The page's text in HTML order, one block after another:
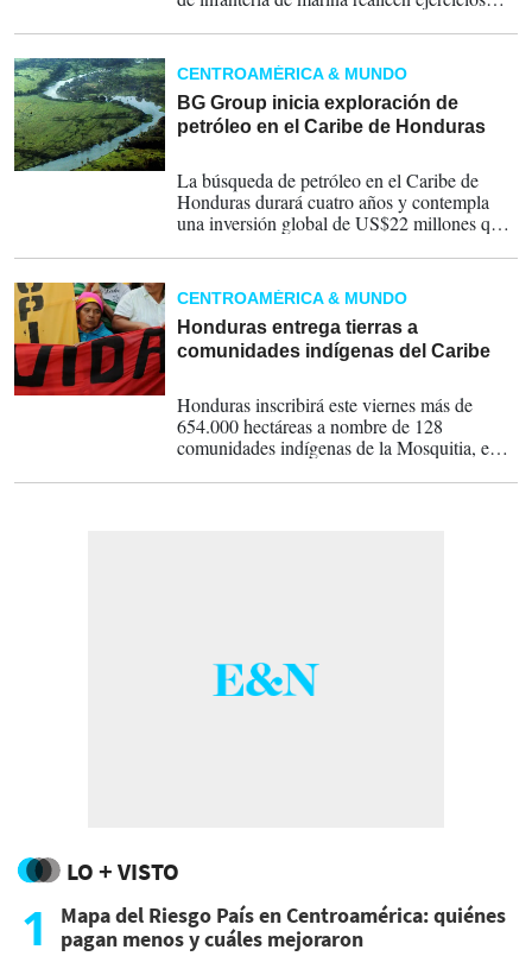
puerto de Trujillo, ambos en el Caribe,
anunció este martes el presidente Juan
Orlando Hernández.
CENTROAMÉRICA & MUNDO
BG Group inicia exploración de
petróleo en el Caribe de Honduras
La búsqueda de petróleo en el Caribe de
Honduras durará cuatro años y contempla
una inversión global de US$22 millones que
CENTROAMÉRICA & MUNDO
Honduras entrega tierras a
comunidades indígenas del Caribe
Honduras inscribirá este viernes más de
654.000 hectáreas a nombre de 128
comunidades indígenas de la Mosquitia, en el
adquirido en 1859 con Inglaterra, a una
LO + VISTO
1
Mapa del Riesgo País en Centroamérica: quiénes
pagan menos y cuáles mejoraron